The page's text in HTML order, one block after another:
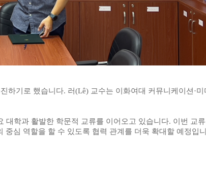
하기로 했습니다. 러(Lê) 교수는 이화여대 커뮤니케이션 ·미
대학과 활발한 학문적 교류를 이어오고 있습니다. 이번 교
중심 역할을 할 수 있도록 협력 관계를 더욱 확대할 예정입